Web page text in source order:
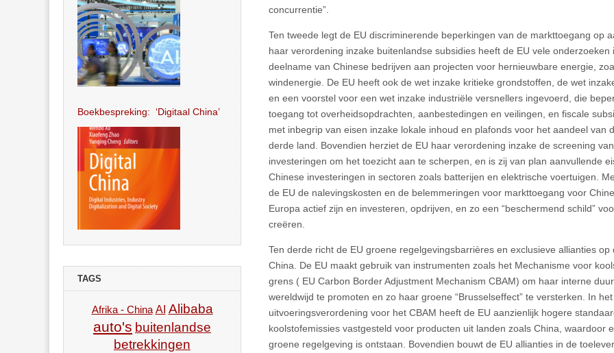
concurrentie”.
Ten tweede legt de EU discriminerende beperkingen van de markttoegang op
haar verordening inzake buitenlandse subsidies heeft de EU vele onderzoeken
deelname van Chinese bedrijven aan projecten voor hernieuwbare energie,
windenergie. De EU heeft ook de wet inzake kritieke grondstoffen, de wet
en een voorstel voor een wet inzake industriële versnellers ingevoerd, die
toegang tot overheidsopdrachten, aanbestedingen en veilingen, en fiscale
met inbegrip van eisen inzake lokale inhoud en plafonds voor het aandeel van
derde land. Bovendien herziet de EU haar verordening inzake de screening
investeringen om het toezicht aan te scherpen, en is zij van plan aanvullende
Chinese investeringen in sectoren zoals batterijen en elektrische voertuigen.
de EU de nalevingskosten en de belemmeringen voor markttoegang voor
Europa actief zijn en investeren, opdrijven, en zo een “beschermend schild”
creëren.
Ten derde richt de EU groene regelgevingsbarrières en exclusieve allianties op
China. De EU maakt gebruik van instrumenten zoals het Mechanisme voor
grens ( EU Carbon Border Adjustment Mechanism CBAM) om haar interne
wereldwijd te promoten en zo haar groene “Brusselseffect” te versterken. In
uitvoeringsverordening voor het CBAM heeft de EU aanzienlijk hogere
koolstofemissies vastgesteld voor producten uit landen zoals China, waardoor
groene regelgeving is ontstaan. Bovendien bouwt de EU allianties in de
Boekbespreking: ‘Digitaal China’
TAGS
Afrika - China AI Alibaba
auto's buitenlandse
betrekkingen